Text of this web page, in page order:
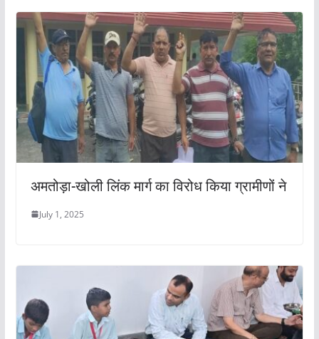
अमतोड़ा-खोली लिंक मार्ग का विरोध किया ग्रामीणों ने
July 1, 2025